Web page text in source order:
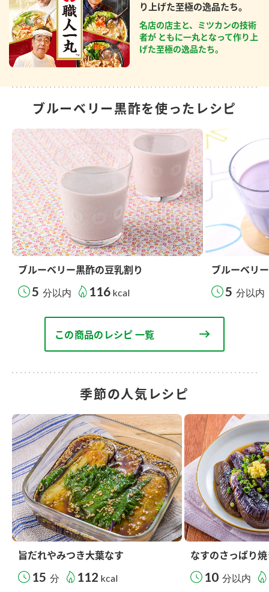
り上げた至極の逸品たち。
名店の店主と、ミツカンの技術
者が ともに一丸となって作り上
げた至極の逸品たち。
ブルーベリー黒酢を使ったレシピ
ブルーベリー黒酢の豆乳割り
5 分以内 116 kcal
ブルーベリ
5 分以内
この商品のレシピ 一覧
季節の人気レシピ
旨だれやみつき大葉なす
15 分 112 kcal
なすのさっぱり
10 分以内